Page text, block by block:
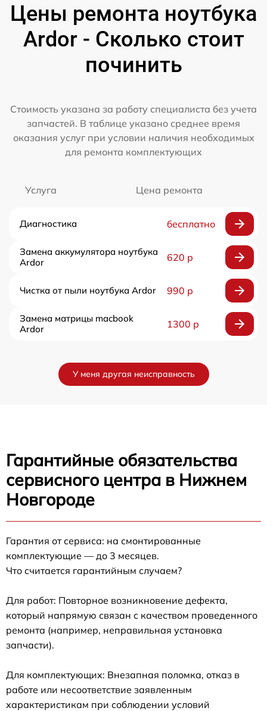
Цены ремонта ноутбука
Ardor - Сколько стоит
починить
Стоимость указана за работу специалиста без учета
запчастей. В таблице указано среднее время
оказания услуг при условии наличия необходимых
для ремонта комплектующих
Услуга Цена ремонта
Диагностика бесплатно
Замена аккумулятора ноутбука
Ardor
620 р
Чистка от пыли ноутбука Ardor 990 р
Замена матрицы macbook
Ardor
1300 р
У меня другая неисправность
Гарантийные обязательства
сервисного центра в Нижнем
Новгороде
Гарантия от сервиса: на смонтированные
комплектующие — до 3 месяцев.
Что считается гарантийным случаем?
Для работ: Повторное возникновение дефекта,
который напрямую связан с качеством проведенного
ремонта (например, неправильная установка
запчасти).
Для комплектующих: Внезапная поломка, отказ в
работе или несоответствие заявленным
характеристикам при соблюдении условий